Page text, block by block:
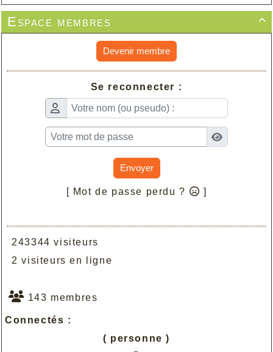

Espace membres
Devenir membre
Se reconnecter :
Envoyer
[ Mot de passe perdu ? ]
243344 visiteurs
2 visiteurs en ligne
143 membres
Connectés :
( personne )